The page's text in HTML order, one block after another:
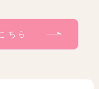
ちら